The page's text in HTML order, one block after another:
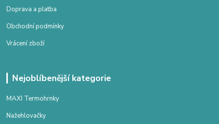
Doprava a platba
Obchodní podmínky
Vrácení zboží
Nejoblíbenější kategorie
MAXI Termohrnky
Nažehlovačky